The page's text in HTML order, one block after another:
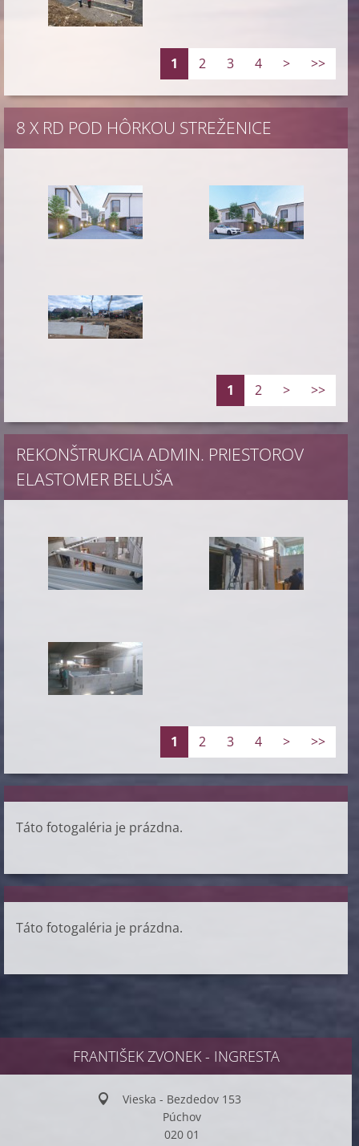
1 2 3 4 > >>
8 X RD POD HÔRKOU STREŽENICE
1 2 > >>
REKONŠTRUKCIA ADMIN. PRIESTOROV
ELASTOMER BELUŠA
1 2 3 4 > >>
Táto fotogaléria je prázdna.
Táto fotogaléria je prázdna.
FRANTIŠEK ZVONEK - INGRESTA
Vieska - Bezdedov 153
Púchov
020 01